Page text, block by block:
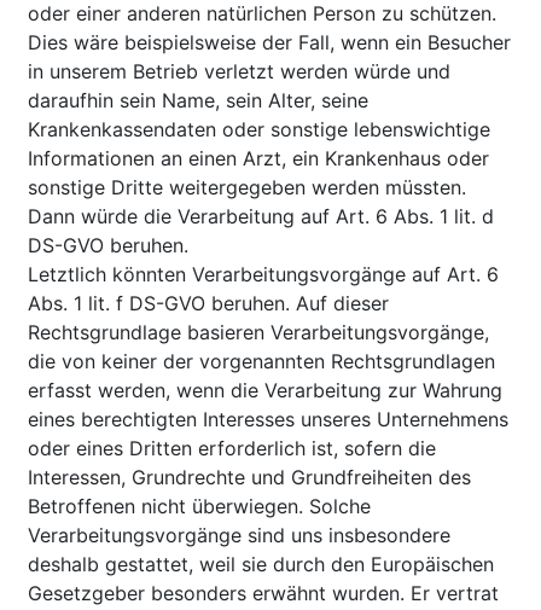
oder einer anderen natürlichen Person zu schützen.
Dies wäre beispielsweise der Fall, wenn ein Besucher
in unserem Betrieb verletzt werden würde und
daraufhin sein Name, sein Alter, seine
Krankenkassendaten oder sonstige lebenswichtige
Informationen an einen Arzt, ein Krankenhaus oder
sonstige Dritte weitergegeben werden müssten.
Dann würde die Verarbeitung auf Art. 6 Abs. 1 lit. d
DS-GVO beruhen.
Letztlich könnten Verarbeitungsvorgänge auf Art. 6
Abs. 1 lit. f DS-GVO beruhen. Auf dieser
Rechtsgrundlage basieren Verarbeitungsvorgänge,
die von keiner der vorgenannten Rechtsgrundlagen
erfasst werden, wenn die Verarbeitung zur Wahrung
eines berechtigten Interesses unseres Unternehmens
oder eines Dritten erforderlich ist, sofern die
Interessen, Grundrechte und Grundfreiheiten des
Betroffenen nicht überwiegen. Solche
Verarbeitungsvorgänge sind uns insbesondere
deshalb gestattet, weil sie durch den Europäischen
Gesetzgeber besonders erwähnt wurden. Er vertrat